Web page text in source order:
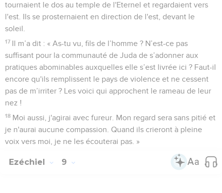
tournaient le dos au temple de l'Eternel et regardaient vers
l'est. Ils se prosternaient en direction de l'est, devant le
soleil.
17 Il m’a dit : « As-tu vu, fils de l’homme ? N’est-ce pas
suffisant pour la communauté de Juda de s’adonner aux
pratiques abominables auxquelles elle s’est livrée ici ? Faut-il
encore qu'ils remplissent le pays de violence et ne cessent
pas de m’irriter ? Les voici qui approchent le rameau de leur
nez !
18 Moi aussi, j'agirai avec fureur. Mon regard sera sans pitié et
je n'aurai aucune compassion. Quand ils crieront à pleine
voix vers moi, je ne les écouterai pas. »
Ezéchiel 9